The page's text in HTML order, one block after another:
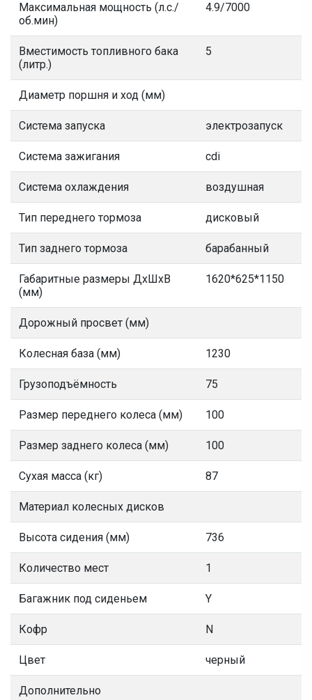
Максимальная мощность (л.с./
об.мин)
4.9/7000
Вместимость топливного бака
(литр.)
5
Диаметр поршня и ход (мм)
Система запуска электрозапуск
Система зажигания cdi
Система охлаждения воздушная
Тип переднего тормоза дисковый
Тип заднего тормоза барабанный
Габаритные размеры ДхШхВ
(мм)
1620*625*1150
Дорожный просвет (мм)
Колесная база (мм) 1230
Грузоподъёмность 75
Размер переднего колеса (мм) 100
Размер заднего колеса (мм) 100
Сухая масса (кг) 87
Материал колесных дисков
Высота сидения (мм) 736
Количество мест 1
Багажник под сиденьем Y
Кофр N
Цвет черный
Дополнительно